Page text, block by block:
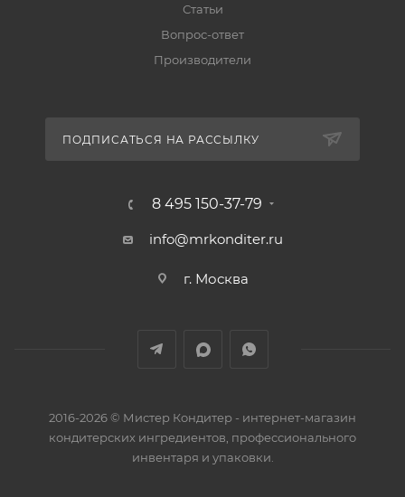
Статьи
Вопрос-ответ
Производители
ПОДПИСАТЬСЯ НА РАССЫЛКУ
8 495 150-37-79
info@mrkonditer.ru
г. Москва
2016-2026 © Мистер Кондитер - интернет-магазин
кондитерских ингредиентов, профессионального
инвентаря и упаковки.